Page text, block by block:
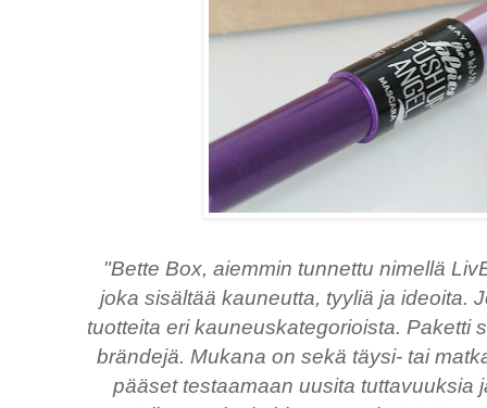
"Bette Box, aiemmin tunnettu nimellä
joka sisältää kauneutta, tyyliä ja ideoita.
tuotteita eri kauneuskategorioista. Paketti
brändejä. Mukana on sekä täysi- tai
pääset testaamaan uusita tuttavuuksia